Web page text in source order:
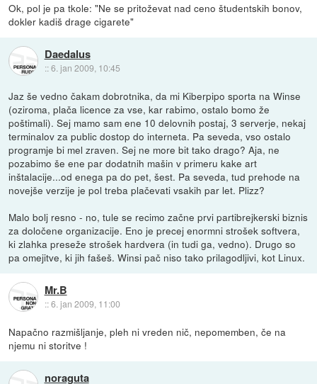
Ok, pol je pa tkole: "Ne se pritoževat nad ceno študentskih bonov,
dokler kadiš drage cigarete"
Daedalus
::6. jan 2009, 10:45
Jaz še vedno čakam dobrotnika, da mi Kiberpipo sporta na Winse
(oziroma, plača licence za vse, kar rabimo, ostalo bomo že
poštimali). Sej mamo sam ene 10 delovnih postaj, 3 serverje, nekaj
terminalov za public dostop do interneta. Pa seveda, vso ostalo
programje bi mel zraven. Sej ne more bit tako drago? Aja, ne
pozabimo še ene par dodatnih mašin v primeru kake art
inštalacije...od enega pa do pet, šest. Pa seveda, tud prehode na
novejše verzije je pol treba plačevati vsakih par let. Plizz?
Malo bolj resno - no, tule se recimo začne prvi partibrejkerski biznis
za določene organizacije. Eno je precej enormni strošek softvera,
ki zlahka preseže strošek hardvera (in tudi ga, vedno). Drugo so
pa omejitve, ki jih fašeš. Winsi pač niso tako prilagodljivi, kot Linux.
Mr.B
::6. jan 2009, 11:00
Napačno razmišljanje, pleh ni vreden nič, nepomemben, če na
njemu ni storitve !
noraguta